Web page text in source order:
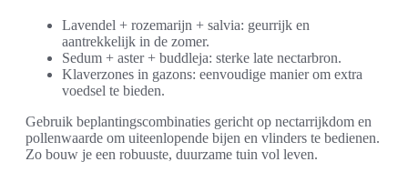
Lavendel + rozemarijn + salvia: geurrijk en
aantrekkelijk in de zomer.
Sedum + aster + buddleja: sterke late nectarbron.
Klaverzones in gazons: eenvoudige manier om extra
voedsel te bieden.
Gebruik beplantingscombinaties gericht op nectarrijkdom en
pollenwaarde om uiteenlopende bijen en vlinders te bedienen.
Zo bouw je een robuuste, duurzame tuin vol leven.